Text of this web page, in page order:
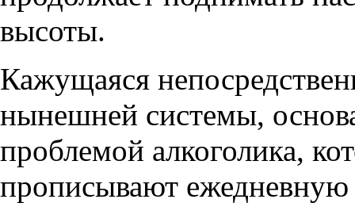
высоты.
Кажущаяся
нынешней системы,
проблемой алкоголика,
прописывают